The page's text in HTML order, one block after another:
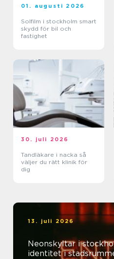
01. augusti 2026
Solfilm i stockholm smart
skydd för bil och
fastighet
30. juli 2026
Tandläkare i nacka så
väljer du rätt klinik för
dig
13. juli 2026
Neonskyltar i stockholm när
identitet i